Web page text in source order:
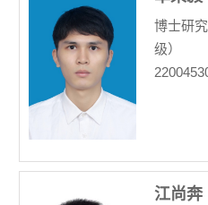
博士研
级）
江尚奔